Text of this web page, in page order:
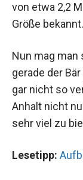
von etwa 2,2
Größe bekannt.
Nun mag
gerade der
gar nicht so
Anhalt nicht
sehr viel zu
Lesetipp: